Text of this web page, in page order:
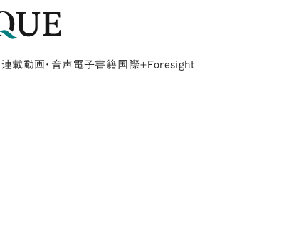
連載動画・音声 電子書籍 国際+Foresight